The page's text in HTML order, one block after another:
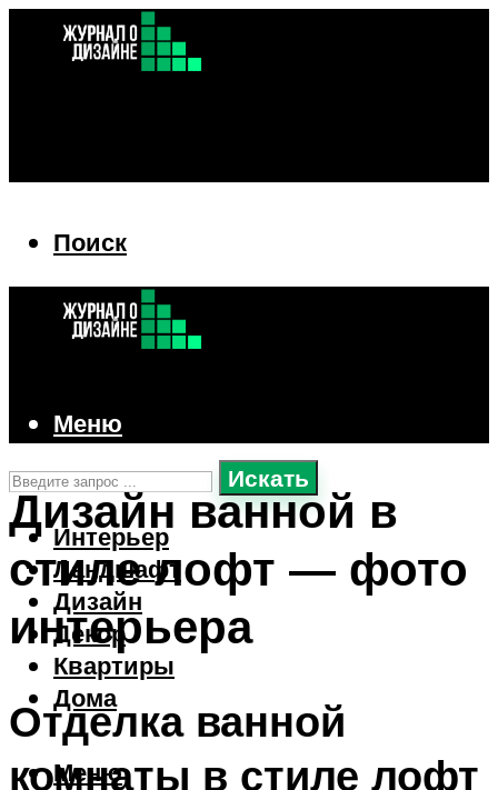
Поиск
Искать
Интерьер
Ландшафт
Дизайн
Декор
Квартиры
Дома
Меню
Меню
Дизайн ванной в
стиле лофт — фото
интерьера
Отделка ванной
комнаты в стиле лофт